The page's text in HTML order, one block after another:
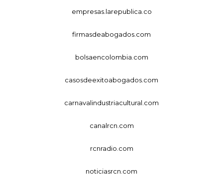
empresas.larepublica.co
firmasdeabogados.com
bolsaencolombia.com
casosdeexitoabogados.com
carnavalindustriacultural.com
canalrcn.com
rcnradio.com
noticiasrcn.com